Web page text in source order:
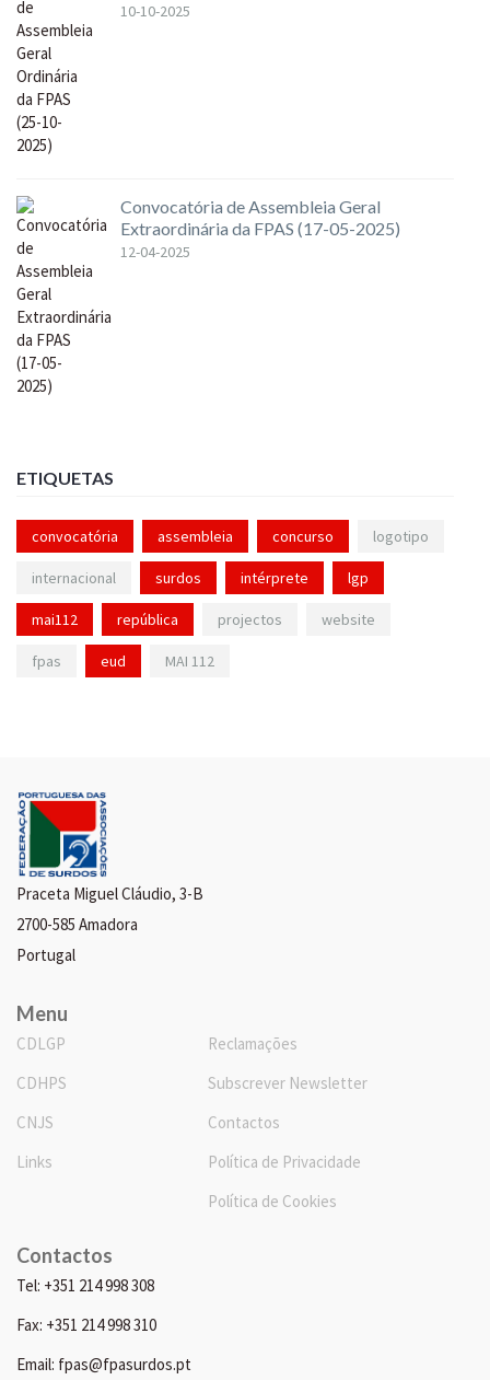
10-10-2025
Convocatória de Assembleia Geral
Extraordinária da FPAS (17-05-2025)
12-04-2025
ETIQUETAS
convocatória assembleia concurso logotipo
internacional surdos intérprete lgp
mai112 república projectos website
fpas eud MAI 112
Praceta Miguel Cláudio, 3-B
2700-585 Amadora
Portugal
Menu
CDLGP
CDHPS
CNJS
Links
Reclamações
Subscrever Newsletter
Contactos
Política de Privacidade
Política de Cookies
Contactos
Tel: +351 214 998 308
Fax: +351 214 998 310
Email: fpas@fpasurdos.pt